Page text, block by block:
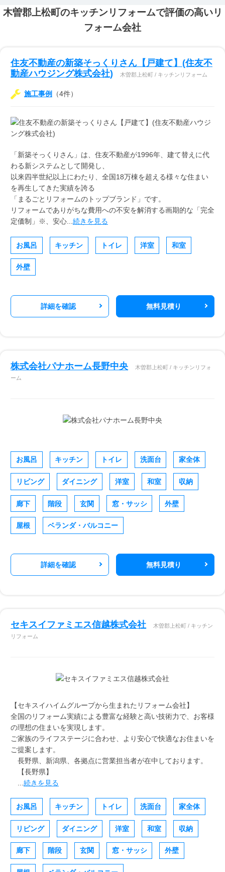
木曽郡上松町のキッチンリフォームで評価の高いリ
フォーム会社
住友不動産の新築そっくりさん【戸建て】(住友不
動産ハウジング株式会社)
木曽郡上松町 / キッチンリフォーム
施工事例 （4件）
「新築そっくりさん」は、住友不動産が1996年、建て替えに代
わる新システムとして開発し、
以来四半世紀以上にわたり、全国18万棟を超える様々な住まい
を再生してきた実績を誇る
「まるごとリフォームのトップブランド」です。
リフォームでありがちな費用への不安を解消する画期的な「完全
定価制」※、安心... 続きを見る
お風呂 キッチン トイレ 洋室 和室
外壁
詳細を確認 無料見積り
株式会社パナホーム長野中央
木曽郡上松町 / キッチンリフォ
ーム
お風呂 キッチン トイレ 洗面台 家全体
リビング ダイニング 洋室 和室 収納
廊下 階段 玄関 窓・サッシ 外壁
屋根 ベランダ・バルコニー
詳細を確認 無料見積り
セキスイファミエス信越株式会社
木曽郡上松町 / キッチン
リフォーム
【セキスイハイムグループから生まれたリフォーム会社】
全国のリフォーム実績による豊富な経験と高い技術力で、お客様
の理想の住まいを実現します。
ご家族のライフステージに合わせ、より安心で快適なお住まいを
ご提案します。
長野県、新潟県、各拠点に営業担当者が在中しております。
【長野県】
続きを見る
お風呂 キッチン トイレ 洗面台 家全体
リビング ダイニング 洋室 和室 収納
廊下 階段 玄関 窓・サッシ 外壁